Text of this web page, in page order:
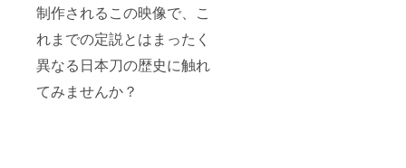
制作されるこの映像で、こ
れまでの定説とはまったく
異なる日本刀の歴史に触れ
てみませんか？